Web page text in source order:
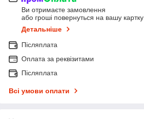
Ви отримаєте замовлення
або гроші повернуться на вашу картку
Детальніше
Післяплата
Оплата за реквізитами
Післяплата
Всі умови оплати